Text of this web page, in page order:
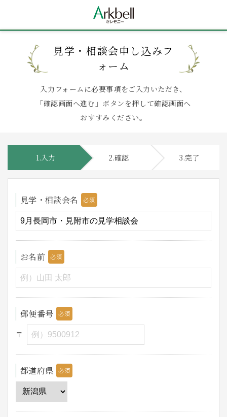
見学・相談会申し込みフ
ォーム
入力フォームに必要事項をご入力いただき、
「確認画面へ進む」ボタンを押して確認画面へ
おすすみください。
1.入力 2.確認 3.完了
見学・相談会名
お名前
郵便番号
〒
都道府県